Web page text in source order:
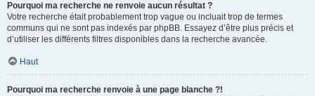
Pourquoi ma recherche ne renvoie aucun résultat ?
Votre recherche était probablement trop vague ou incluait trop de termes
communs qui ne sont pas indexés par phpBB. Essayez d’être plus précis et
d’utiliser les différents filtres disponibles dans la recherche avancée.
Haut
Pourquoi ma recherche renvoie à une page blanche ?!